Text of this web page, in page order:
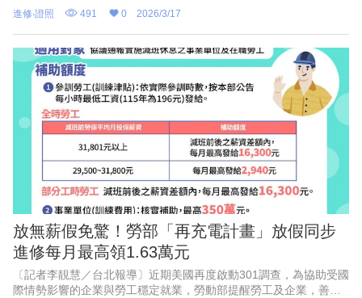
的照顧及服務品質，所設立「有頭鹿職能訓練場」今年計畫舉辦照
顧服務員專班共廿三班次，提供七百六十個名額，想加入照顧服務
產業的民眾即起可向相關訓練單位報名。
進修‧證照 491 0 2026/3/17
放無薪假免驚！勞部「再充電計畫」放假同步
進修每月最高領1.63萬元
〔記者李靚慧／台北報導〕近期美國再度啟動301調查，為協助受國
際情勢影響的企業與勞工穩定就業，勞動部提醒勞工及企業，善用